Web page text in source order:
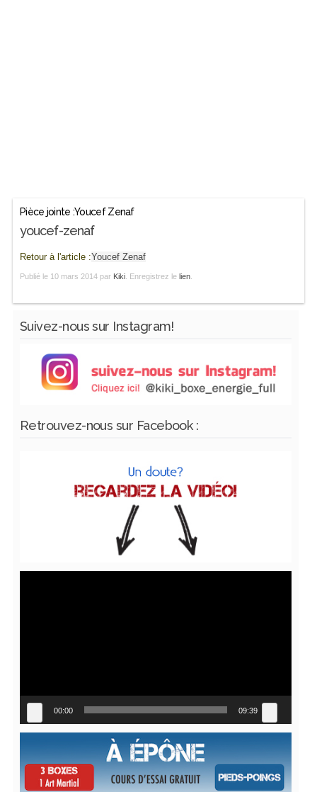
Pièce jointe :Youcef Zenaf
youcef-zenaf
Retour à l'article :Youcef Zenaf
Publié le 10 mars 2014 par Kiki. Enregistrez le lien.
Suivez-nous sur Instagram!
Retrouvez-nous sur Facebook :
00:00 09:39